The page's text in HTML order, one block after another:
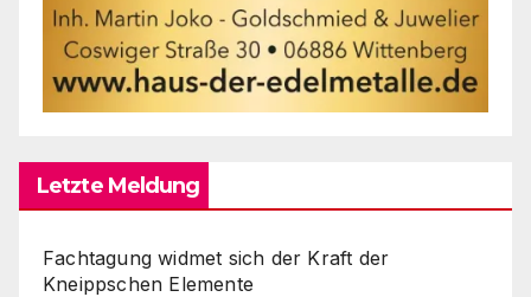
Letzte Meldung
Fachtagung widmet sich der Kraft der
Kneippschen Elemente